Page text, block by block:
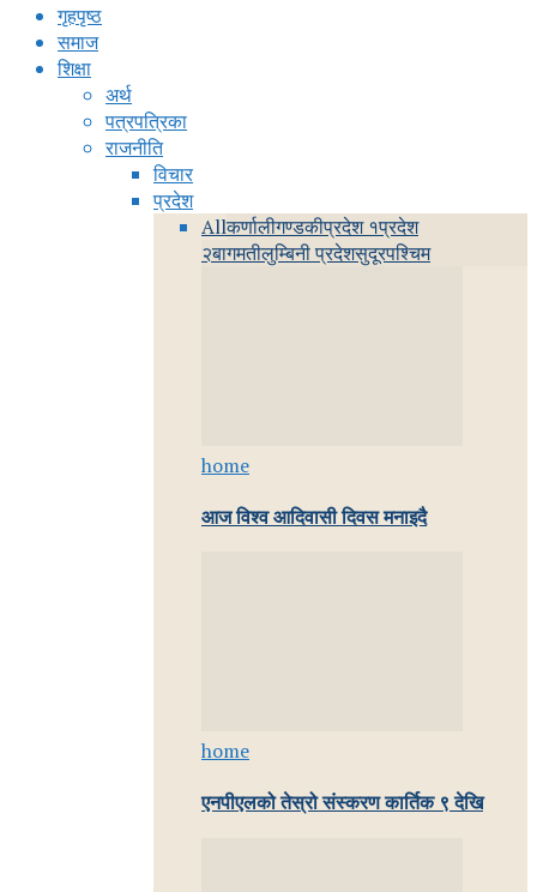
गृहपृष्ठ
समाज
शिक्षा
अर्थ
पत्रपत्रिका
राजनीति
विचार
प्रदेश
Allकर्णालीगण्डकीप्रदेश १प्रदेश
२बागमतीलुम्बिनी प्रदेशसुदूरपश्चिम
home
आज विश्व आदिवासी दिवस मनाइदै
home
एनपीएलको तेस्रो संस्करण कार्तिक ९ देखि